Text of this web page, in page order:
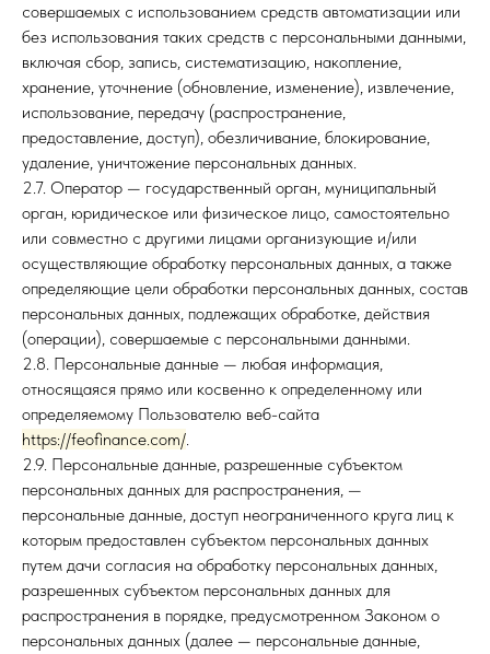
совершаемых с использованием средств автоматизации или
без использования таких средств с персональными данными,
включая сбор, запись, систематизацию, накопление,
хранение, уточнение (обновление, изменение), извлечение,
использование, передачу (распространение,
предоставление, доступ), обезличивание, блокирование,
удаление, уничтожение персональных данных.
2.7. Оператор — государственный орган, муниципальный
орган, юридическое или физическое лицо, самостоятельно
или совместно с другими лицами организующие и/или
осуществляющие обработку персональных данных, а также
определяющие цели обработки персональных данных, состав
персональных данных, подлежащих обработке, действия
(операции), совершаемые с персональными данными.
2.8. Персональные данные — любая информация,
относящаяся прямо или косвенно к определенному или
определяемому Пользователю веб-сайта
https://feofinance.com/.
2.9. Персональные данные, разрешенные субъектом
персональных данных для распространения, —
персональные данные, доступ неограниченного круга лиц к
которым предоставлен субъектом персональных данных
путем дачи согласия на обработку персональных данных,
разрешенных субъектом персональных данных для
распространения в порядке, предусмотренном Законом о
персональных данных (далее — персональные данные,